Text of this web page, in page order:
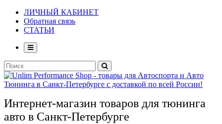
ЛИЧНЫЙ КАБИНЕТ
Обратная связь
СТАТЬИ
Интернет-магазин товаров для тюнинга
авто в Санкт-Петербурге